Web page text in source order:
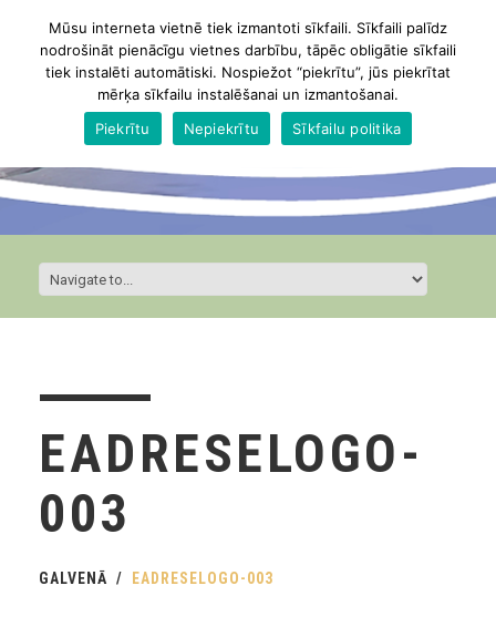
EADRESELOGO-
003
GALVENĀ EADRESELOGO-003
Mūsu interneta vietnē tiek izmantoti sīkfaili. Sīkfaili palīdz
nodrošināt pienācīgu vietnes darbību, tāpēc obligātie sīkfaili
tiek instalēti automātiski. Nospiežot “piekrītu”, jūs piekrītat
mērķa sīkfailu instalēšanai un izmantošanai.
Piekrītu
Nepiekrītu Sīkfailu politika